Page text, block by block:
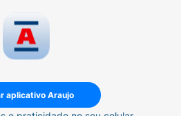
aplicativo Araujo